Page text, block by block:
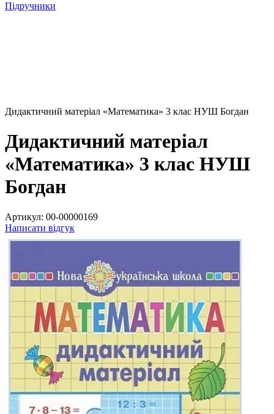
Підручники
Дидактичний матеріал «Математика» 3 клас НУШ Богдан
Дидактичний матеріал
«Математика» 3 клас НУШ
Богдан
Артикул: 00-00000169
Написати відгук